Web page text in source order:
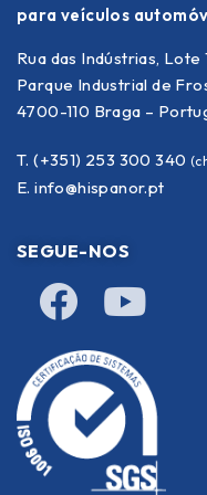
para veículos
Rua das Indústrias, Lote
Parque Industrial de
4700-110 Braga –
T. (+351) 253 300 340
E. info@hispanor.pt
SEGUE-NOS